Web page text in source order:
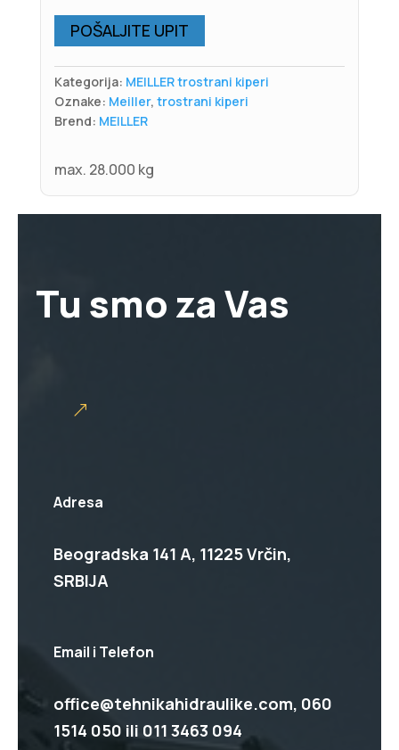
POŠALJITE UPIT
Kategorija: MEILLER trostrani kiperi
Oznake: Meiller, trostrani kiperi
Brend: MEILLER
max. 28.000 kg
Tu smo za Vas
Adresa
Beogradska 141 A, 11225 Vrčin,
SRBIJA
Email i Telefon
office@tehnikahidraulike.com, 060
1514 050 ili 011 3463 094